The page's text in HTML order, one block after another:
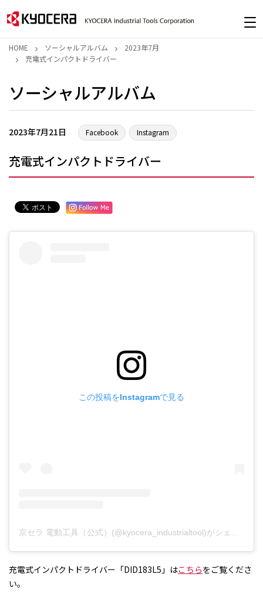
HOME ソーシャルアルバム
2023年7月
充電式インパクトドライバー
ソーシャルアルバム
2023年7月21日 Facebook Instagram
充電式インパクトドライバー
この投稿をInstagramで見る
京セラ 電動工具（公式）(@kyocera_industrialtool)がシェアした投稿
充電式インパクトドライバー「DID183L5」はこちらをご覧くださ
い。